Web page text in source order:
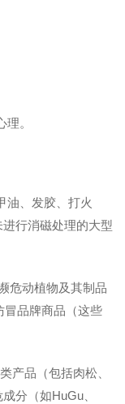
。
油、发胶、打火
行消磁处理的大型
危动植物及其制品
冒品牌商品（这些
产品（包括肉松、
分（如HuGu、